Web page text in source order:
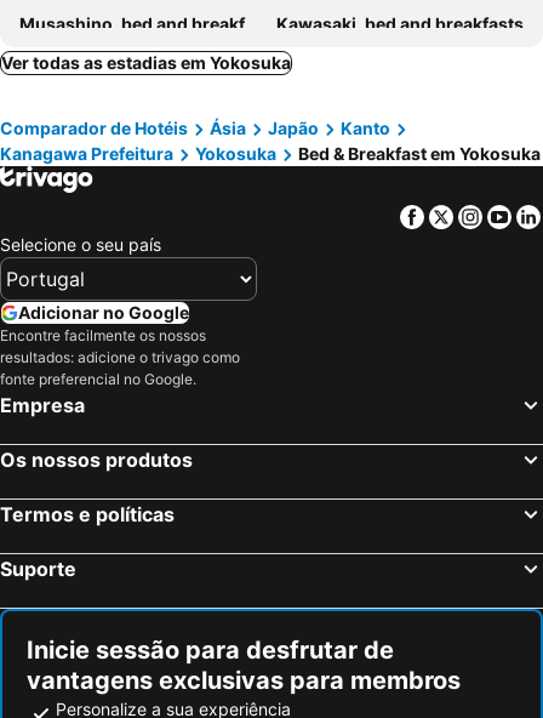
Musashino, bed and breakfasts
Kawasaki, bed and breakfasts
Sagamihara, bed and breakfasts
Odawara, bed and breakfasts
Kimitsu, bed and breakfasts
Yamato, bed and breakfasts
Zushi, bed and breakfasts
Hayama, bed and breakfasts
Ichihara, bed and breakfasts
Fuchu, bed and breakfasts
Futtsu, bed and breakfasts
Matsuda, bed and breakfasts
Miura, bed and breakfasts
Ver todas as estadias em Yokosuka
Comparador de Hotéis Ásia Japão
Kanto
Kanagawa Prefeitura
Yokosuka Bed & Breakfast em Yokosuka
Facebook
Twitter
Selecione o seu país
Adicionar no Google
Encontre facilmente os nossos
resultados: adicione o trivago como
fonte preferencial no Google.
Empresa
Os nossos produtos
Termos e políticas
Suporte
Inicie sessão para desfrutar de
vantagens exclusivas para membros
Personalize a sua experiência